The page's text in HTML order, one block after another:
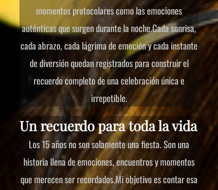
momentos protocolares como las emociones
auténticas que surgen durante la noche.Cada sonrisa,
cada abrazo, cada lágrima de emoción y cada instante
de diversión quedan registrados para construir el
recuerdo completo de una celebración única e
irrepetible.
Un recuerdo para toda la vida
Los 15 años no son solamente una fiesta. Son una
historia llena de emociones, encuentros y momentos
que merecen ser recordados.Mi objetivo es contar esa